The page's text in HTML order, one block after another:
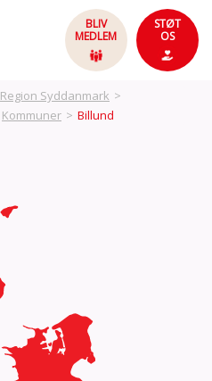
BLIV
MEDLEM
STØT
OS
Region Syddanmark >
Kommuner > Billund